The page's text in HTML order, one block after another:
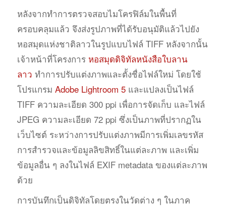
หลังจากทำการตรวจสอบไมโครฟิล์มในพื้นที่
ครอบคลุมแล้ว จึงส่งรูปภาพที่ได้รับอนุมัติแล้วไปยัง
หอสมุดแห่งชาติลาวในรูปแบบไฟล์ TIFF หลังจากนั้น
เจ้าหน้าที่โครงการ หอสมุดดิจิทัลหนังสือใบลาน
ลาว ทำการปรับแต่งภาพและตั้งชื่อไฟล์ใหม่ โดยใช้
โปรแกรม Adobe Lightroom 5และแปลงเป็นไฟล์
TIFF ความละเอียด 300 ppi เพื่อการจัดเก็บ และไฟล์
JPEG ความละเอียด 72 ppi ซึ่งเป็นภาพที่ปรากฏใน
เว็บไซต์ ระหว่างการปรับแต่งภาพมีการเพิ่มเลขรหัส
การสำรวจและข้อมูลลิขสิทธิ์ในแต่ละภาพ และเพิ่ม
ข้อมูลอื่น ๆ ลงในไฟล์ EXIF metadata ของแต่ละภาพ
ด้วย
การบันทึกเป็นดิจิทัลโดยตรงในวัดต่าง ๆ ในภาค